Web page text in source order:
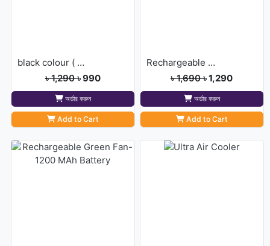
black colour ( kurian sport]
৳ 1,290৳ 990
অর্ডার করুন
Add to Cart
Rechargeable & Foldable Fan with Light
৳ 1,690৳ 1,290
অর্ডার করুন
Add to Cart